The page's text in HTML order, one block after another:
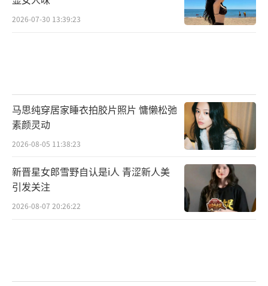
2026-07-30 13:39:23
马思纯穿居家睡衣拍胶片照片 慵懒松弛
素颜灵动
2026-08-05 11:38:23
新晋星女郎雪野自认是i人 青涩新人美
引发关注
2026-08-07 20:26:22